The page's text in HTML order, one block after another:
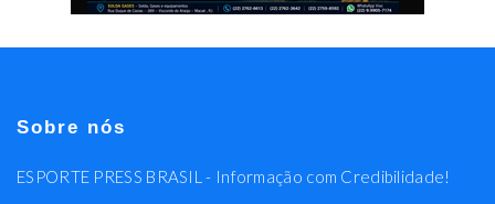
Sobre nós
ESPORTE PRESS BRASIL - Informação com Credibilidade!